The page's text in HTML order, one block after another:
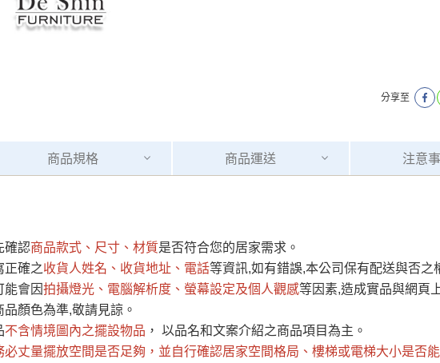
分享至
商品規格 商品運送 注意
確認商品款式、尺寸、材質是否符合您的居家需求。
正確之收貨人姓名、收貨地址、電話等資訊,如有錯誤,本公司保有配送與否之
能會因拍攝燈光、電腦解析度、螢幕設定及個人觀感等因素,造成實品與網頁
品顏色為準,敬請見諒。
不含情境圖內之擺設物品 ， 以品名和文案介紹之商品項目為主。
必丈量擺放空間是否足夠 ，並自行確認居家空間格局、 樓梯或電梯大小是否
運 費 說 明
送地區
品項繁多，網頁無法及時更新，如有需要購買商品，請於出發前來電或到「
品是否有「現貨」與 「金額」。
格或庫存有異常，商家有權取消訂單。
後二日內(不含例假日)，我們客服會與您電話聯絡或E-Mail通知確認訂單。
上客服 LINE → @dershin）
全部 依評論高至低排列 依評論低至高排列